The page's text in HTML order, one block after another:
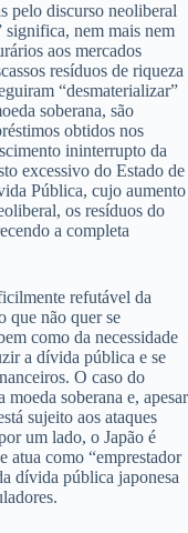
pelo discurso neoliberal
significa, nem mais nem
aos mercados
resíduos de riqueza
“desmaterializar”
soberana, são
obtidos nos
ininterrupto da
excessivo do Estado de
Pública, cujo aumento
os resíduos do
a completa
refutável da
que não quer se
como da necessidade
a dívida pública e se
O caso do
soberana e, apesar
sujeito aos ataques
um lado, o Japão é
atua como “emprestador
dívida pública japonesa